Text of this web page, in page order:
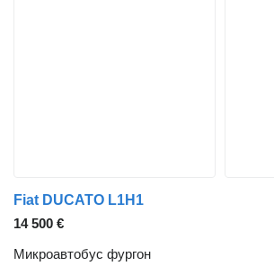
Fiat DUCATO L1H1
14 500 €
Микроавтобус фургон